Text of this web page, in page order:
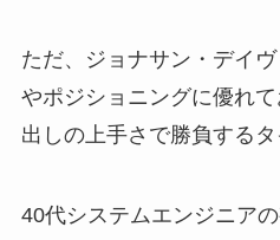
ただ、ジョナサン・デイ
やポジショニングに優れ
出しの上手さで勝負するタ
40代システムエンジニア